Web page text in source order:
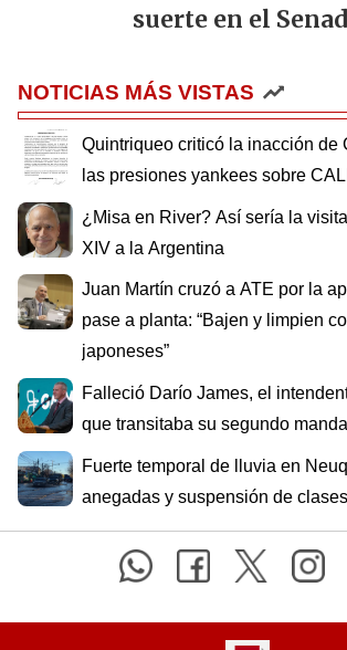
suerte en el
NOTICIAS MÁS VISTAS
Quintriqueo criticó la inacción de
las presiones yankees sobre
¿Misa en River? Así sería la
XIV a la Argentina
Juan Martín cruzó a ATE por la
pase a planta: “Bajen y limpien
japoneses”
Falleció Darío James, el
que transitaba su segundo
Fuerte temporal de lluvia en
anegadas y suspensión de clases